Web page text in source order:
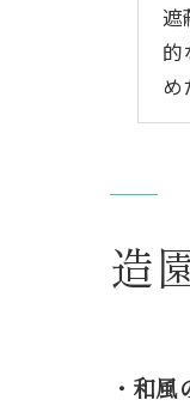
遮
的
め
造
・和